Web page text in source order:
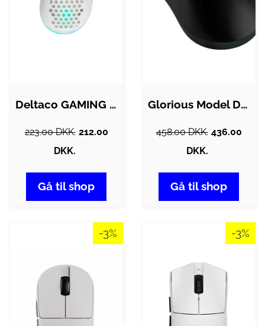
Deltaco GAMING DM220 - Mus - 7 knapper -…
223.00 DKK. 212.00
DKK.
Gå til shop
Glorious Model D3 Wired - Gaming Mus -…
458.00 DKK. 436.00
DKK.
Gå til shop
-3% -3%